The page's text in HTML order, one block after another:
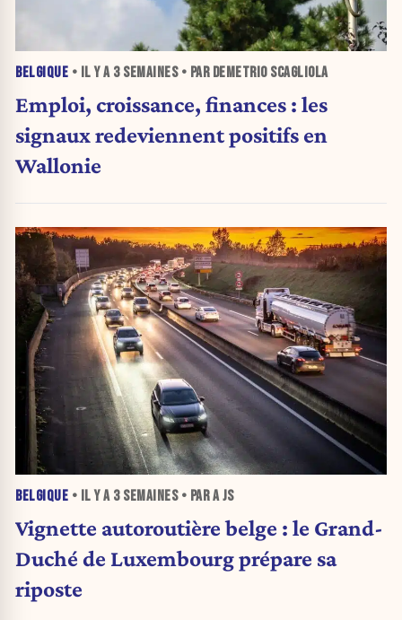
BELGIQUE • IL Y A 3 SEMAINES• PAR DEMETRIO SCAGLIOLA
Emploi, croissance, finances : les
signaux redeviennent positifs en
Wallonie
BELGIQUE • IL Y A 3 SEMAINES• PAR A JS
Vignette autoroutière belge : le Grand-
Duché de Luxembourg prépare sa
riposte